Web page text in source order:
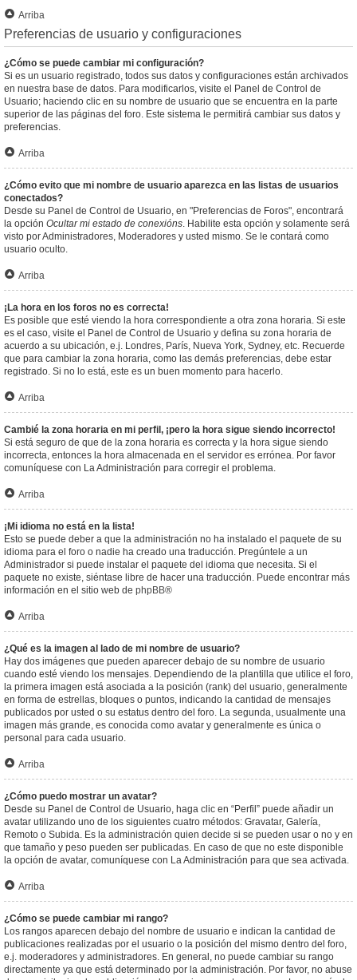
Arriba
Preferencias de usuario y configuraciones
¿Cómo se puede cambiar mi configuración?
Si es un usuario registrado, todos sus datos y configuraciones están archivados
en nuestra base de datos. Para modificarlos, visite el Panel de Control de
Usuario; haciendo clic en su nombre de usuario que se encuentra en la parte
superior de las páginas del foro. Este sistema le permitirá cambiar sus datos y
preferencias.
Arriba
¿Cómo evito que mi nombre de usuario aparezca en las listas de usuarios
conectados?
Desde su Panel de Control de Usuario, en "Preferencias de Foros", encontrará
la opción Ocultar mi estado de conexións. Habilite esta opción y solamente será
visto por Administradores, Moderadores y usted mismo. Se le contará como
usuario oculto.
Arriba
¡La hora en los foros no es correcta!
Es posible que esté viendo la hora correspondiente a otra zona horaria. Si este
es el caso, visite el Panel de Control de Usuario y defina su zona horaria de
acuerdo a su ubicación, e.j. Londres, París, Nueva York, Sydney, etc. Recuerde
que para cambiar la zona horaria, como las demás preferencias, debe estar
registrado. Si no lo está, este es un buen momento para hacerlo.
Arriba
Cambié la zona horaria en mi perfil, ¡pero la hora sigue siendo incorrecto!
Si está seguro de que de la zona horaria es correcta y la hora sigue siendo
incorrecta, entonces la hora almacenada en el servidor es errónea. Por favor
comuníquese con La Administración para corregir el problema.
Arriba
¡Mi idioma no está en la lista!
Esto se puede deber a que la administración no ha instalado el paquete de su
idioma para el foro o nadie ha creado una traducción. Pregúntele a un
Administrador si puede instalar el paquete del idioma que necesita. Si el
paquete no existe, siéntase libre de hacer una traducción. Puede encontrar más
información en el sitio web de phpBB®
Arriba
¿Qué es la imagen al lado de mi nombre de usuario?
Hay dos imágenes que pueden aparecer debajo de su nombre de usuario
cuando esté viendo los mensajes. Dependiendo de la plantilla que utilice el foro,
la primera imagen está asociada a la posición (rank) del usuario, generalmente
en forma de estrellas, bloques o puntos, indicando la cantidad de mensajes
publicados por usted o su estatus dentro del foro. La segunda, usualmente una
imagen más grande, es conocida como avatar y generalmente es única o
personal para cada usuario.
Arriba
¿Cómo puedo mostrar un avatar?
Desde su Panel de Control de Usuario, haga clic en “Perfil” puede añadir un
avatar utilizando uno de los siguientes cuatro métodos: Gravatar, Galería,
Remoto o Subida. Es la administración quien decide si se pueden usar o no y en
que tamaño y peso pueden ser publicadas. En caso de que no este disponible
la opción de avatar, comuníquese con La Administración para que sea activada.
Arriba
¿Cómo se puede cambiar mi rango?
Los rangos aparecen debajo del nombre de usuario e indican la cantidad de
publicaciones realizadas por el usuario o la posición del mismo dentro del foro,
e.j. moderadores y administradores. En general, no puede cambiar su rango
directamente ya que está determinado por la administración. Por favor, no abuse